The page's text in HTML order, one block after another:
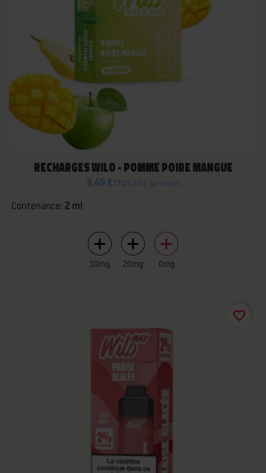
RECHARGES WILO - POMME POIRE MANGUE
8,49 € TTC 8,49 € par unité
Contenance: 2 ml
10mg 20mg 0mg
favorite_border